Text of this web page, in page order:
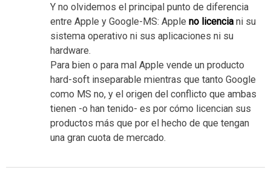
Y no olvidemos el principal punto de diferencia
entre Apple y Google-MS: Apple no licencia ni su
sistema operativo ni sus aplicaciones ni su
hardware.
Para bien o para mal Apple vende un producto
hard-soft inseparable mientras que tanto Google
como MS no, y el origen del conflicto que ambas
tienen -o han tenido- es por cómo licencian sus
productos más que por el hecho de que tengan
una gran cuota de mercado.